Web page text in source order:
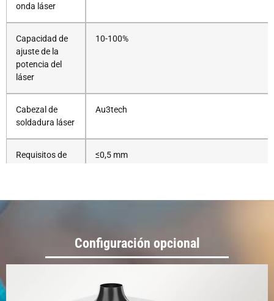
onda láser
Capacidad de
ajuste de la
potencia del
láser
10-100%
Cabezal de
soldadura láser
Au3tech
Requisitos de
≤0,5 mm
Distancia focal
160 mm
Configuración opcional